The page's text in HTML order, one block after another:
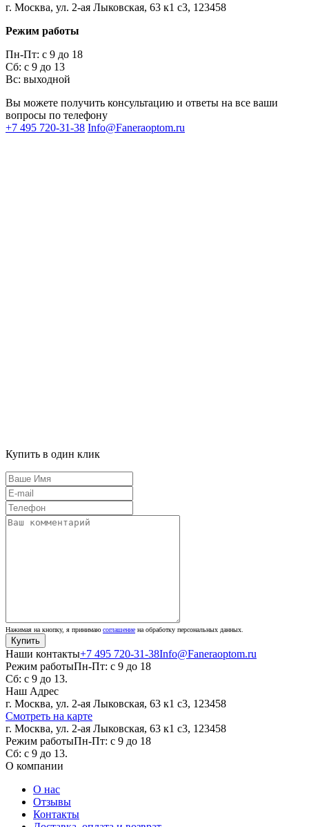
г. Москва, ул. 2-ая Лыковская, 63 к1 с3, 123458
Режим работы
Пн-Пт: с 9 до 18
Сб: с 9 до 13
Вс: выходной
Вы можете получить консультацию и ответы на все ваши
вопросы по телефону
+7 495 720-31-38 Info@Faneraoptom.ru
Купить в один клик
Нажимая на кнопку, я принимаю соглашение на обработку персональных данных.
Наши контакты+7 495 720-31-38Info@Faneraoptom.ru
Режим работыПн-Пт: с 9 до 18
Сб: с 9 до 13.
Наш Адрес
г. Москва, ул. 2-ая Лыковская, 63 к1 с3, 123458
Смотреть на карте
г. Москва, ул. 2-ая Лыковская, 63 к1 с3, 123458
Режим работыПн-Пт: с 9 до 18
Сб: с 9 до 13.
О компании
О нас
Отзывы
Контакты